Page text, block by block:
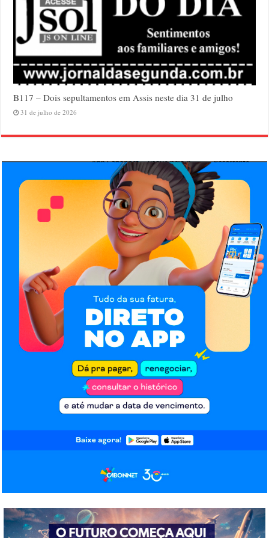
B117 – Dois sepultamentos em Assis neste dia 31 de julho
31 de julho de 2026